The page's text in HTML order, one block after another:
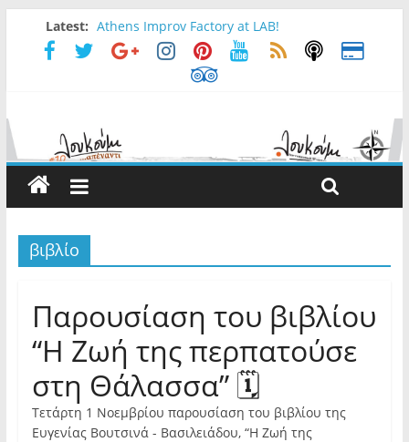
Latest: Athens Improv Factory at LAB!
Επιλέγω loukoumi#10 γιατί…
Loukoumi News : Απρίλιος
EXOPASXA II at LAB.
βιβλίο
Παρουσίαση του βιβλίου
“Η Ζωή της περπατούσε
στη Θάλασσα” 🗓
Τετάρτη 1 Νοεμβρίου παρουσίαση του βιβλίου της
Ευγενίας Βουτσινά - Βασιλειάδου, “Η Ζωή της